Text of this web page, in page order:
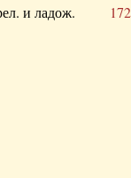
и ладож.